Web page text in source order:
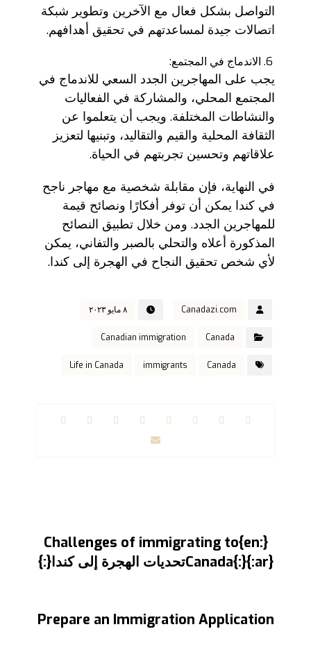
التواصل بشكل فعال مع الآخرين وتطوير شبكة
اتصالات جيدة لمساعدتهم في تحقيق أهدافهم.
الاندماج في المجتمع:
يجب على المهاجرين الجدد السعي للاندماج في
المجتمع المحلي، والمشاركة في الفعاليات
والنشاطات المختلفة. ويجب أن يتعلموا عن
الثقافة المحلية والقيم والتقاليد، وتبنيها لتعزيز
علاقاتهم وتحسين تجربتهم في الحياة.
في النهاية، فإن مقابلة شخصية مع مهاجر ناجح
في كندا يمكن أن توفر أفكارًا ونصائح قيمة
للمهاجرين الجدد. ومن خلال تطبيق النصائح
المذكورة أعلاه والتحلي بالصبر والتفاني، يمكن
لأي شخص تحقيق النجاح في الهجرة إلى كندا.
Canadazi.com ٨ مايو ٢٠٢٣
Canada
Canadian immigration
Canada
immigrants
Life in Canada
{:en}Challenges of immigrating to
Canada{:}{:ar}تحديات الهجرة إلى كندا{:}
Prepare an Immigration Application